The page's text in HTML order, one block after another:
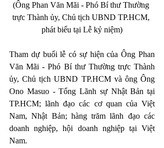
(Ông Phan Văn Mãi - Phó Bí thư Thường
trực Thành ủy, Chủ tịch UBND TP.HCM,
phát biểu tại Lễ kỷ niệm)
Tham dự buổi lễ có sự hiện của Ông Phan
Văn Mãi - Phó Bí thư Thường trực Thành
ủy, Chủ tịch UBND TP.HCM và ông Ông
Ono Masuo - Tổng Lãnh sự Nhật Bản tại
TP.HCM; lãnh đạo các cơ quan của Việt
Nam, Nhật Bản; hàng trăm lãnh đạo các
doanh nghiệp, hội doanh nghiệp tại Việt
Nam.